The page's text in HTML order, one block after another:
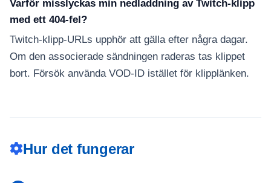
Varför misslyckas min nedladdning av Twitch-klipp
med ett 404-fel?
Twitch-klipp-URLs upphör att gälla efter några dagar.
Om den associerade sändningen raderas tas klippet
bort. Försök använda VOD-ID istället för klipplänken.
Hur det fungerar